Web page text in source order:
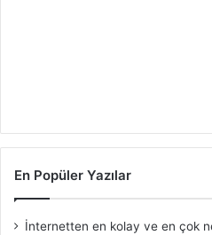
En Popüler Yazılar
İnternetten en kolay ve en çok